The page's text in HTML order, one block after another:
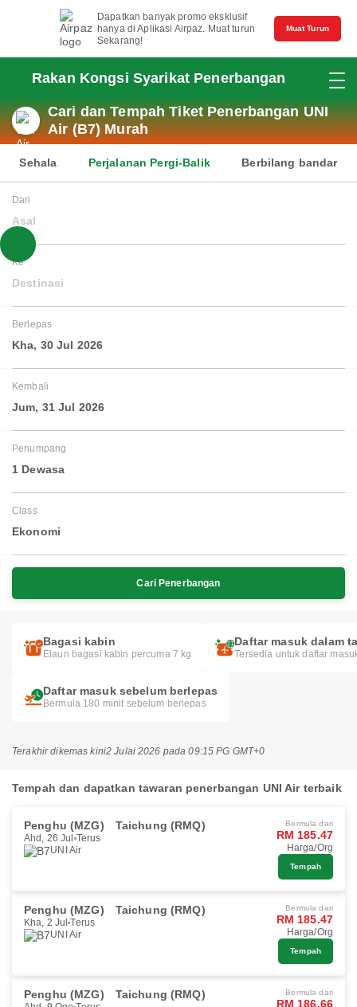
Dapatkan banyak promo eksklusif
hanya di Aplikasi Airpaz. Muat turun
Sekarang!
Muat Turun
Rakan Kongsi Syarikat Penerbangan
Cari dan Tempah Tiket Penerbangan UNI
Air (B7) Murah
Sehala Perjalanan Pergi-Balik Berbilang bandar
Dari
Asal
Ke
Destinasi
Berlepas
Kha, 30 Jul 2026
Kembali
Jum, 31 Jul 2026
Penumpang
1 Dewasa
Class
Ekonomi
Cari Penerbangan
Bagasi kabin
Elaun bagasi kabin percuma 7 kg
Daftar masuk dalam
Tersedia untuk daftar
Daftar masuk sebelum berlepas
Bermula 180 minit sebelum berlepas
Terakhir dikemas kini2 Julai 2026 pada 09:15 PG GMT+0
Tempah dan dapatkan tawaran penerbangan UNI Air terbaik
Penghu (MZG) Taichung (RMQ)
Ahd, 26 Jul Terus
UNI Air
Bermula dari
RM 185.47
Harga/Org
Tempah
Penghu (MZG) Taichung (RMQ)
Kha, 2 Jul Terus
UNI Air
Bermula dari
RM 185.47
Harga/Org
Tempah
Penghu (MZG) Taichung (RMQ) Bermula dari
RM 186.66